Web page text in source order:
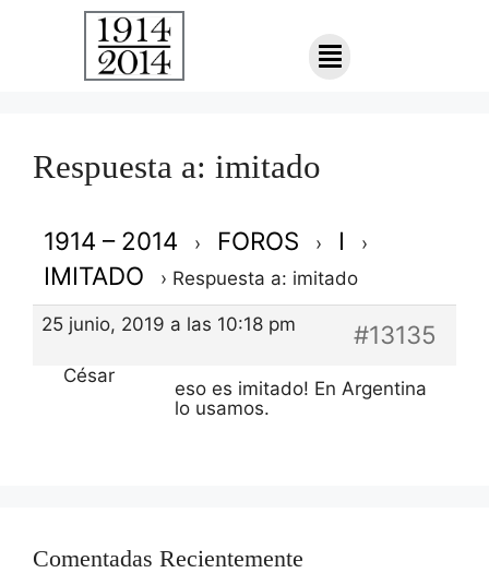
Respuesta a: imitado
1914 – 2014 › FOROS › I ›
IMITADO › Respuesta a: imitado
25 junio, 2019 a las 10:18 pm #13135
César
eso es imitado! En Argentina
lo usamos.
Comentadas Recientemente